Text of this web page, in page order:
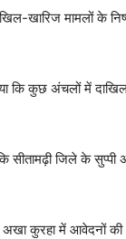
खारिज मामलों के
कि कुछ अंचलों में
सीतामढ़ी जिले के
कुरहा में आवेदनों की